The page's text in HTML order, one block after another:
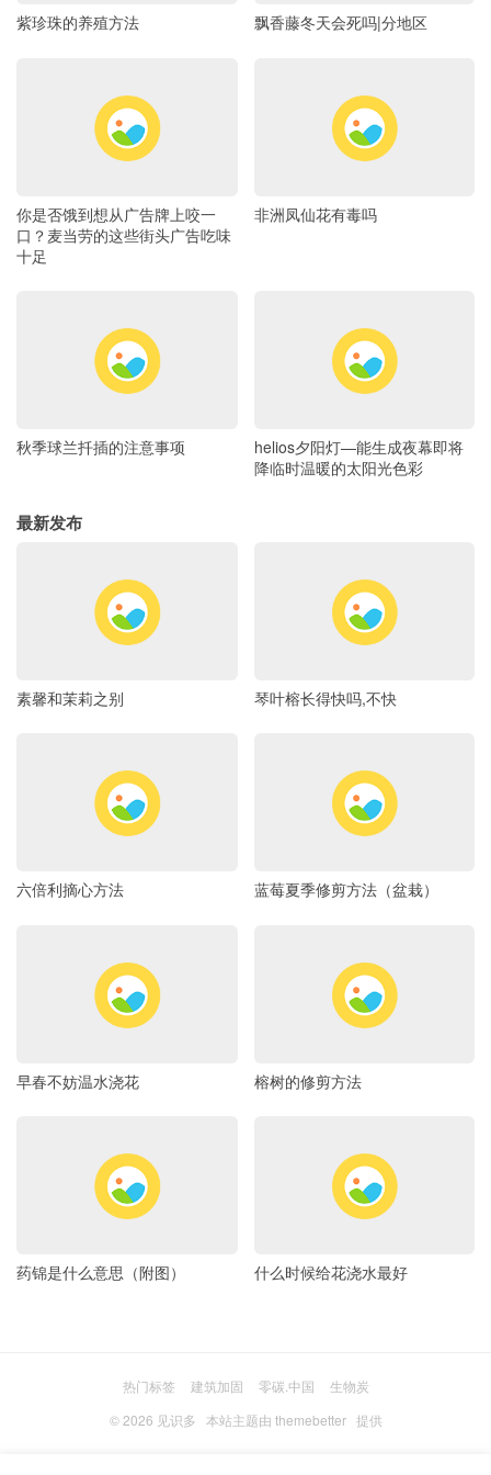
紫珍珠的养殖方法 飘香藤冬天会死吗|分地区
你是否饿到想从广告牌上咬一
口？麦当劳的这些街头广告吃味
十足
非洲凤仙花有毒吗
秋季球兰扦插的注意事项
helios夕阳灯—能生成夜幕即将
降临时温暖的太阳光色彩
最新发布
素馨和茉莉之别 琴叶榕长得快吗,不快
六倍利摘心方法 蓝莓夏季修剪方法（盆栽）
早春不妨温水浇花 榕树的修剪方法
药锦是什么意思（附图） 什么时候给花浇水最好
热门标签 建筑加固 零碳.中国
生物炭
© 2026 见识多 本站主题由 themebetter提供